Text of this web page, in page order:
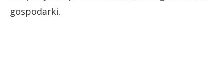
gospodarki.